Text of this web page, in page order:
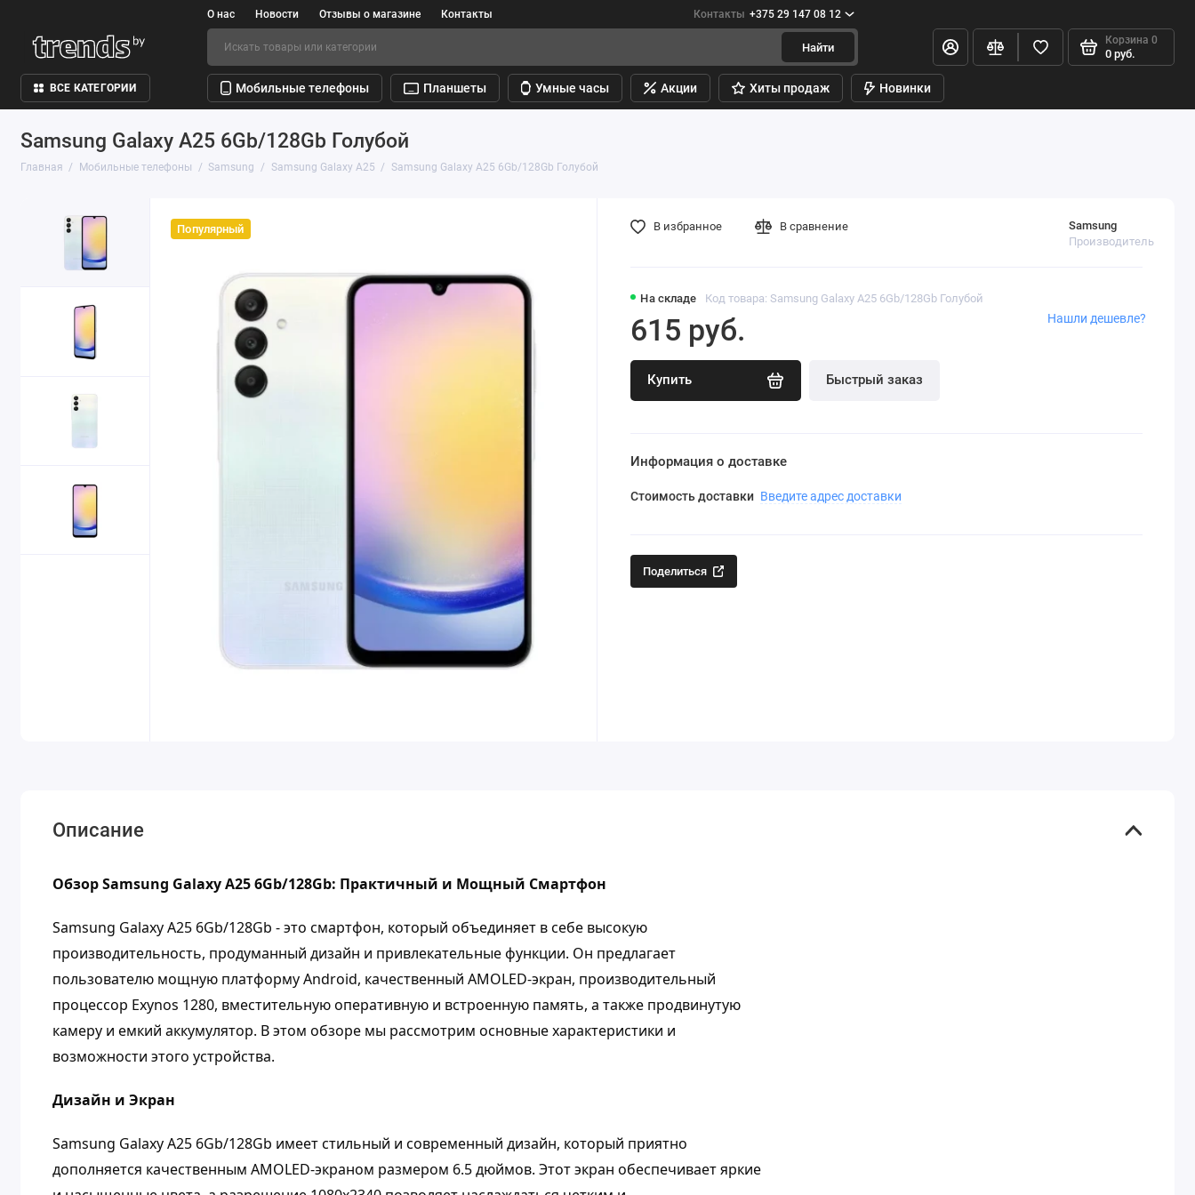
О нас Новости Отзывы о магазине Контакты Контакты +375 29 147 08 12
Найти
Корзина 0
0 руб.
ВСЕ КАТЕГОРИИ Мобильные телефоны Планшеты Умные часы Акции Хиты продаж Новинки
Samsung Galaxy A25 6Gb/128Gb Голубой
Главная Мобильные телефоны Samsung Samsung Galaxy A25 Samsung Galaxy A25 6Gb/128Gb Голубой
Популярный
На складе Код товара: Samsung Galaxy A25 6Gb/128Gb Голубой
Samsung
Производитель
615 руб.
Купить Быстрый заказ
Нашли дешевле?
В избранное В сравнение
Информация о доставке
Стоимость доставки Введите адрес доставки
Поделиться
Описание
Обзор Samsung Galaxy A25 6Gb/128Gb: Практичный и Мощный Смартфон
Samsung Galaxy A25 6Gb/128Gb - это смартфон, который объединяет в себе высокую
производительность, продуманный дизайн и привлекательные функции. Он предлагает
пользователю мощную платформу Android, качественный AMOLED-экран, производительный
процессор Exynos 1280, вместительную оперативную и встроенную память, а также продвинутую
камеру и емкий аккумулятор. В этом обзоре мы рассмотрим основные характеристики и
возможности этого устройства.
Дизайн и Экран
Samsung Galaxy A25 6Gb/128Gb имеет стильный и современный дизайн, который приятно
дополняется качественным AMOLED-экраном размером 6.5 дюймов. Этот экран обеспечивает яркие